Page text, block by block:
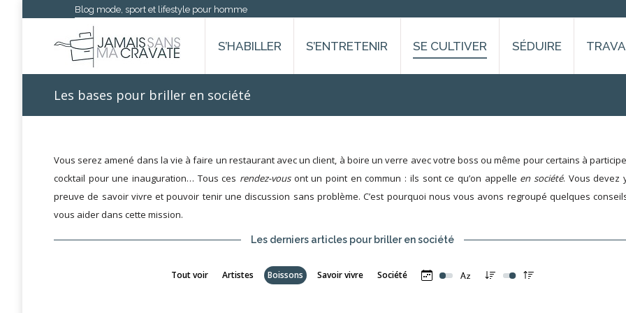
Blog mode, sport et lifestyle pour homme
S’HABILLER S’ENTRETENIR SE CULTIVER SÉDUIRE
Les bases pour briller en société
Vous serez amené dans la vie à faire un restaurant avec un client, à boire un verre avec votre boss ou même pour certains à
cocktail pour une inauguration… Tous ces rendez-vousont un point en commun : ils sont ce qu’on appelle en société. Vous devez
preuve de savoir vivre et pouvoir tenir une discussion sans problème. C’est pourquoi nous vous avons regroupé quelques
vous aider dans cette mission.
Les derniers articles pour briller en société
Tout voir Artistes Boissons Savoir vivre Société